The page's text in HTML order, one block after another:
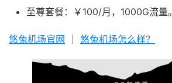
至尊套餐：￥100/月，1000G流量。
悠兔机场官网 悠兔机场怎么样？